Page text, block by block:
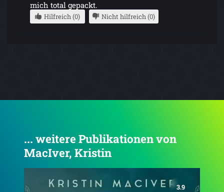
mich total gepackt.
Hilfreich (0) Nicht hilfreich (0)
... weitere Publikationen von
MacIver, Kristin
4.0